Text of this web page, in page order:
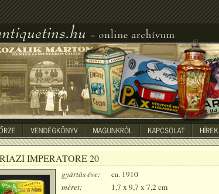
IMPERATORE 20
gyártás éve:
ca. 1910
méret:
1,7 x 9,7 x 7,2 cm